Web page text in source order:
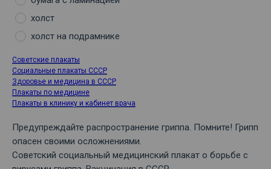
холст
холст на подрамнике
Советские плакаты
Социальные плакаты СССР
Здоровье и медицина в СССР
Плакаты по медицине
Плакаты в клинику и кабинет врача
Предупреждайте распространение гриппа. Помните! Грипп
опасен своими осложнениями.
Советский социальный медицинский плакат о борьбе с